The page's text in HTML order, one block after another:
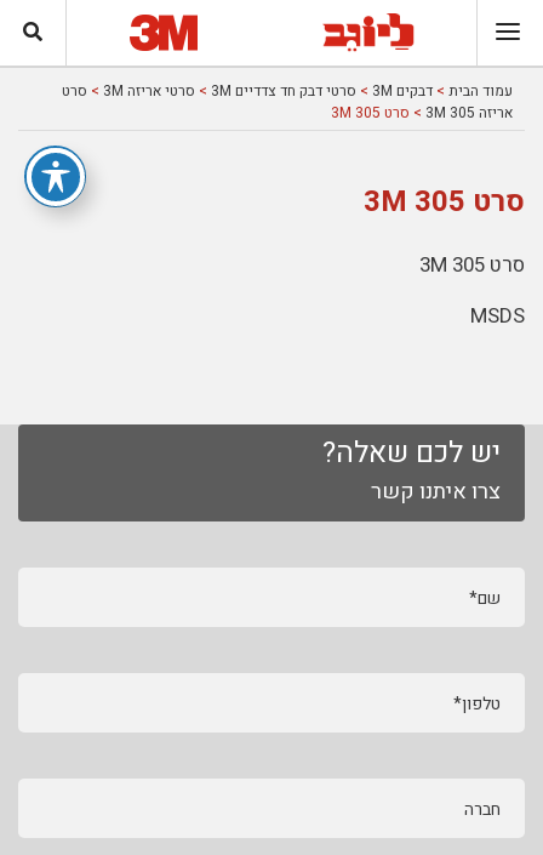
עמוד הבית > דבקים 3M > סרטי דבק חד צדדיים 3M > סרטי אריזה 3M > סרט
אריזה 305 3M
> סרט 305 3M
סרט 305 3M
סרט 305 3M
MSDS
יש לכם שאלה?
צרו איתנו קשר
שם*
טלפון*
חברה